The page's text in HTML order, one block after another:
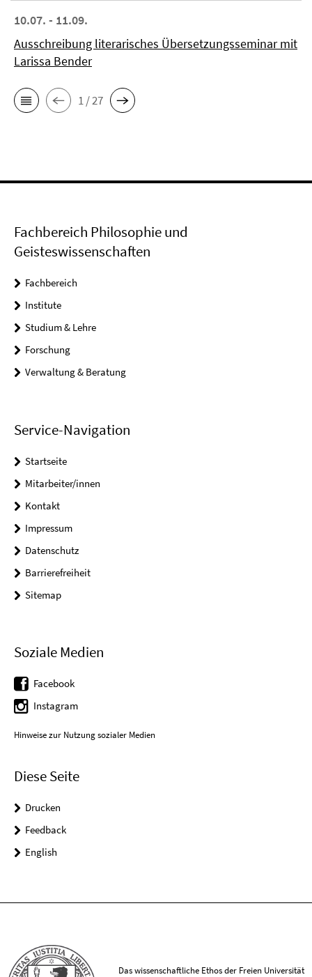
10.07. - 11.09.
Ausschreibung literarisches Übersetzungsseminar mit
Larissa Bender
1 / 27
Fachbereich Philosophie und
Geisteswissenschaften
Fachbereich
Institute
Studium & Lehre
Forschung
Verwaltung & Beratung
Service-Navigation
Startseite
Mitarbeiter/innen
Kontakt
Impressum
Datenschutz
Barrierefreiheit
Sitemap
Soziale Medien
Facebook
Instagram
Hinweise zur Nutzung sozialer Medien
Diese Seite
Drucken
Feedback
English
Das wissenschaftliche Ethos der Freien Universität